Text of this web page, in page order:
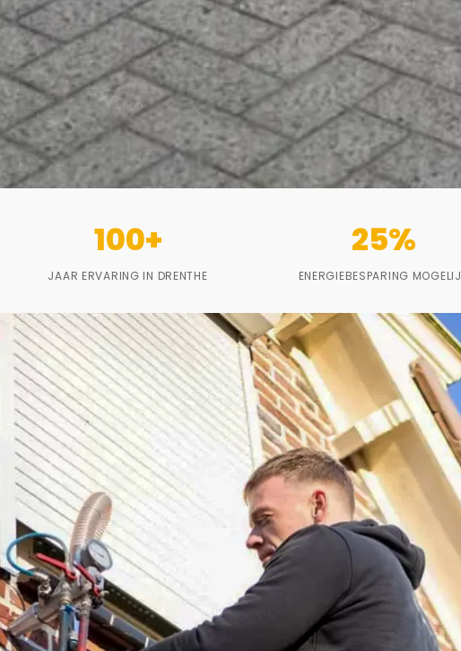
100+
JAAR ERVARING IN DRENTHE
25%
ENERGIEBESPARING